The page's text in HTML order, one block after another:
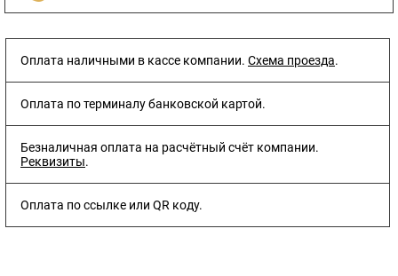
Оплата наличными в кассе компании. Схема проезда.
Оплата по терминалу банковской картой.
Безналичная оплата на расчётный счёт компании.
Реквизиты.
Оплата по ссылке или QR коду.